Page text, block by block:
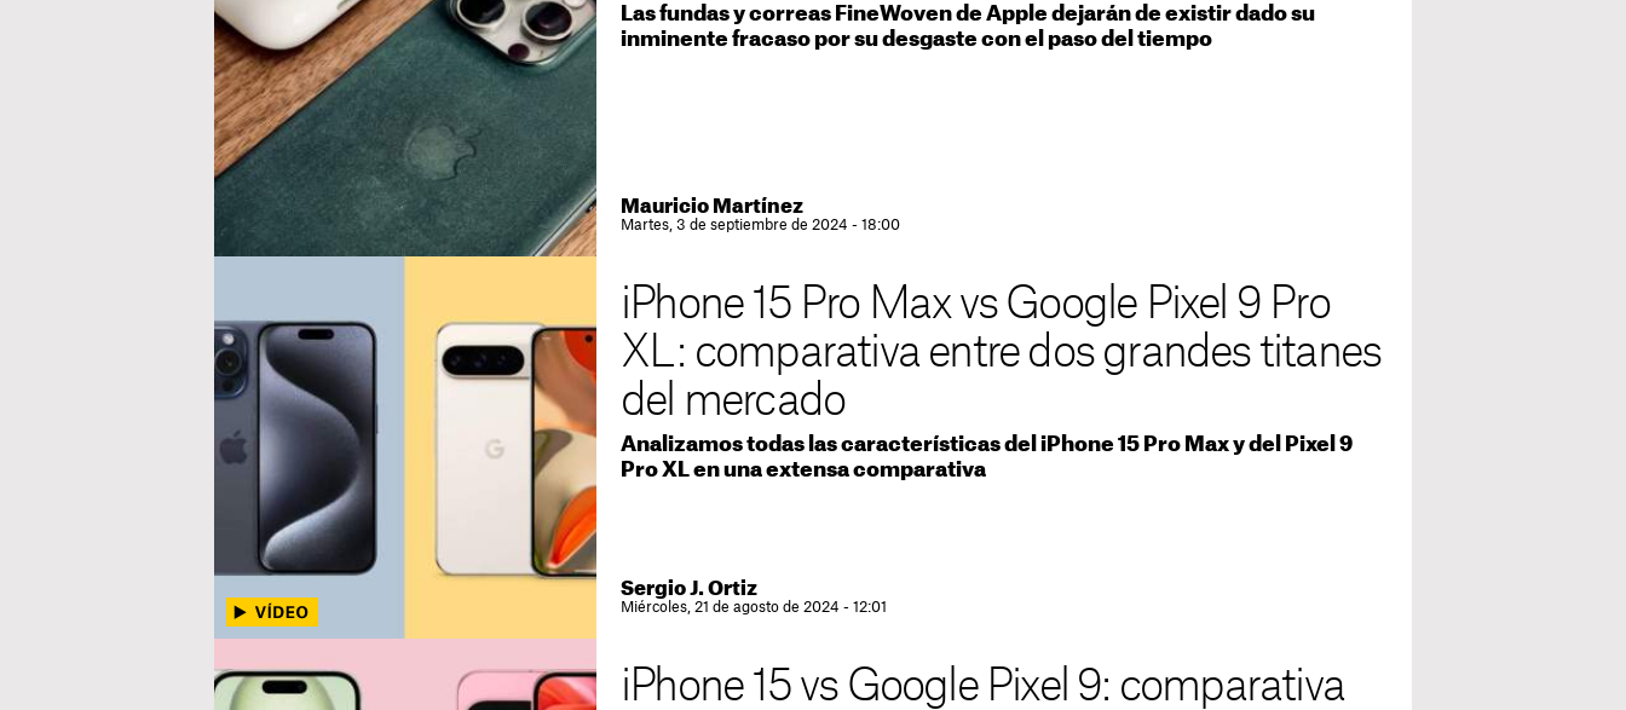
Las fundas y correas FineWoven de Apple dejarán de existir dado su
inminente fracaso por su desgaste con el paso del tiempo
Mauricio Martínez
Martes, 3 de septiembre de 2024 - 18:00
iPhone 15 Pro Max vs Google Pixel 9 Pro
XL: comparativa entre dos grandes titanes
del mercado
Analizamos todas las características del iPhone 15 Pro Max y del Pixel 9
Pro XL en una extensa comparativa
Sergio J. Ortiz
Miércoles, 21 de agosto de 2024 - 12:01
iPhone 15 vs Google Pixel 9: comparativa